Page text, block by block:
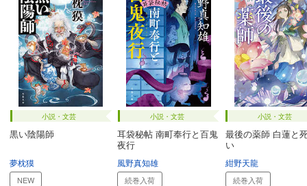
小説・文芸
黒い陰陽師
夢枕獏
NEW
小説・文芸
耳袋秘帖 南町奉行と百鬼
夜行
風野真知雄
続巻入荷
小説・文芸
最後の薬師 白蓮と
い
紺野天龍
続巻入荷